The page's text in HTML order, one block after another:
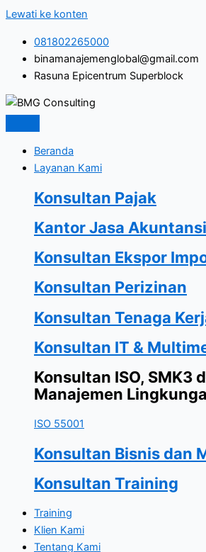
Lewati ke konten
081802265000
binamanajemenglobal@gmail.com
Rasuna Epicentrum Superblock
Beranda
Layanan Kami
Konsultan Pajak
Kantor Jasa Akuntansi
Konsultan Ekspor
Konsultan Perizinan
Konsultan Tenaga
Konsultan IT &
Konsultan ISO, SMK3
Manajemen
ISO 55001
Konsultan Bisnis dan
Konsultan Training
Training
Klien Kami
Tentang Kami